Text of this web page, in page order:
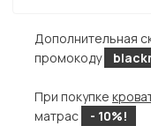
Дополнительная
промокоду
При покупке
матрас
- 10%!